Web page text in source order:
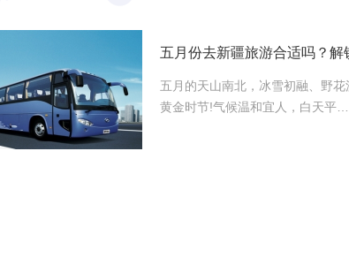
五月的天山南北，冰雪初融、野
黄金时节!气候温和宜人，白天平…